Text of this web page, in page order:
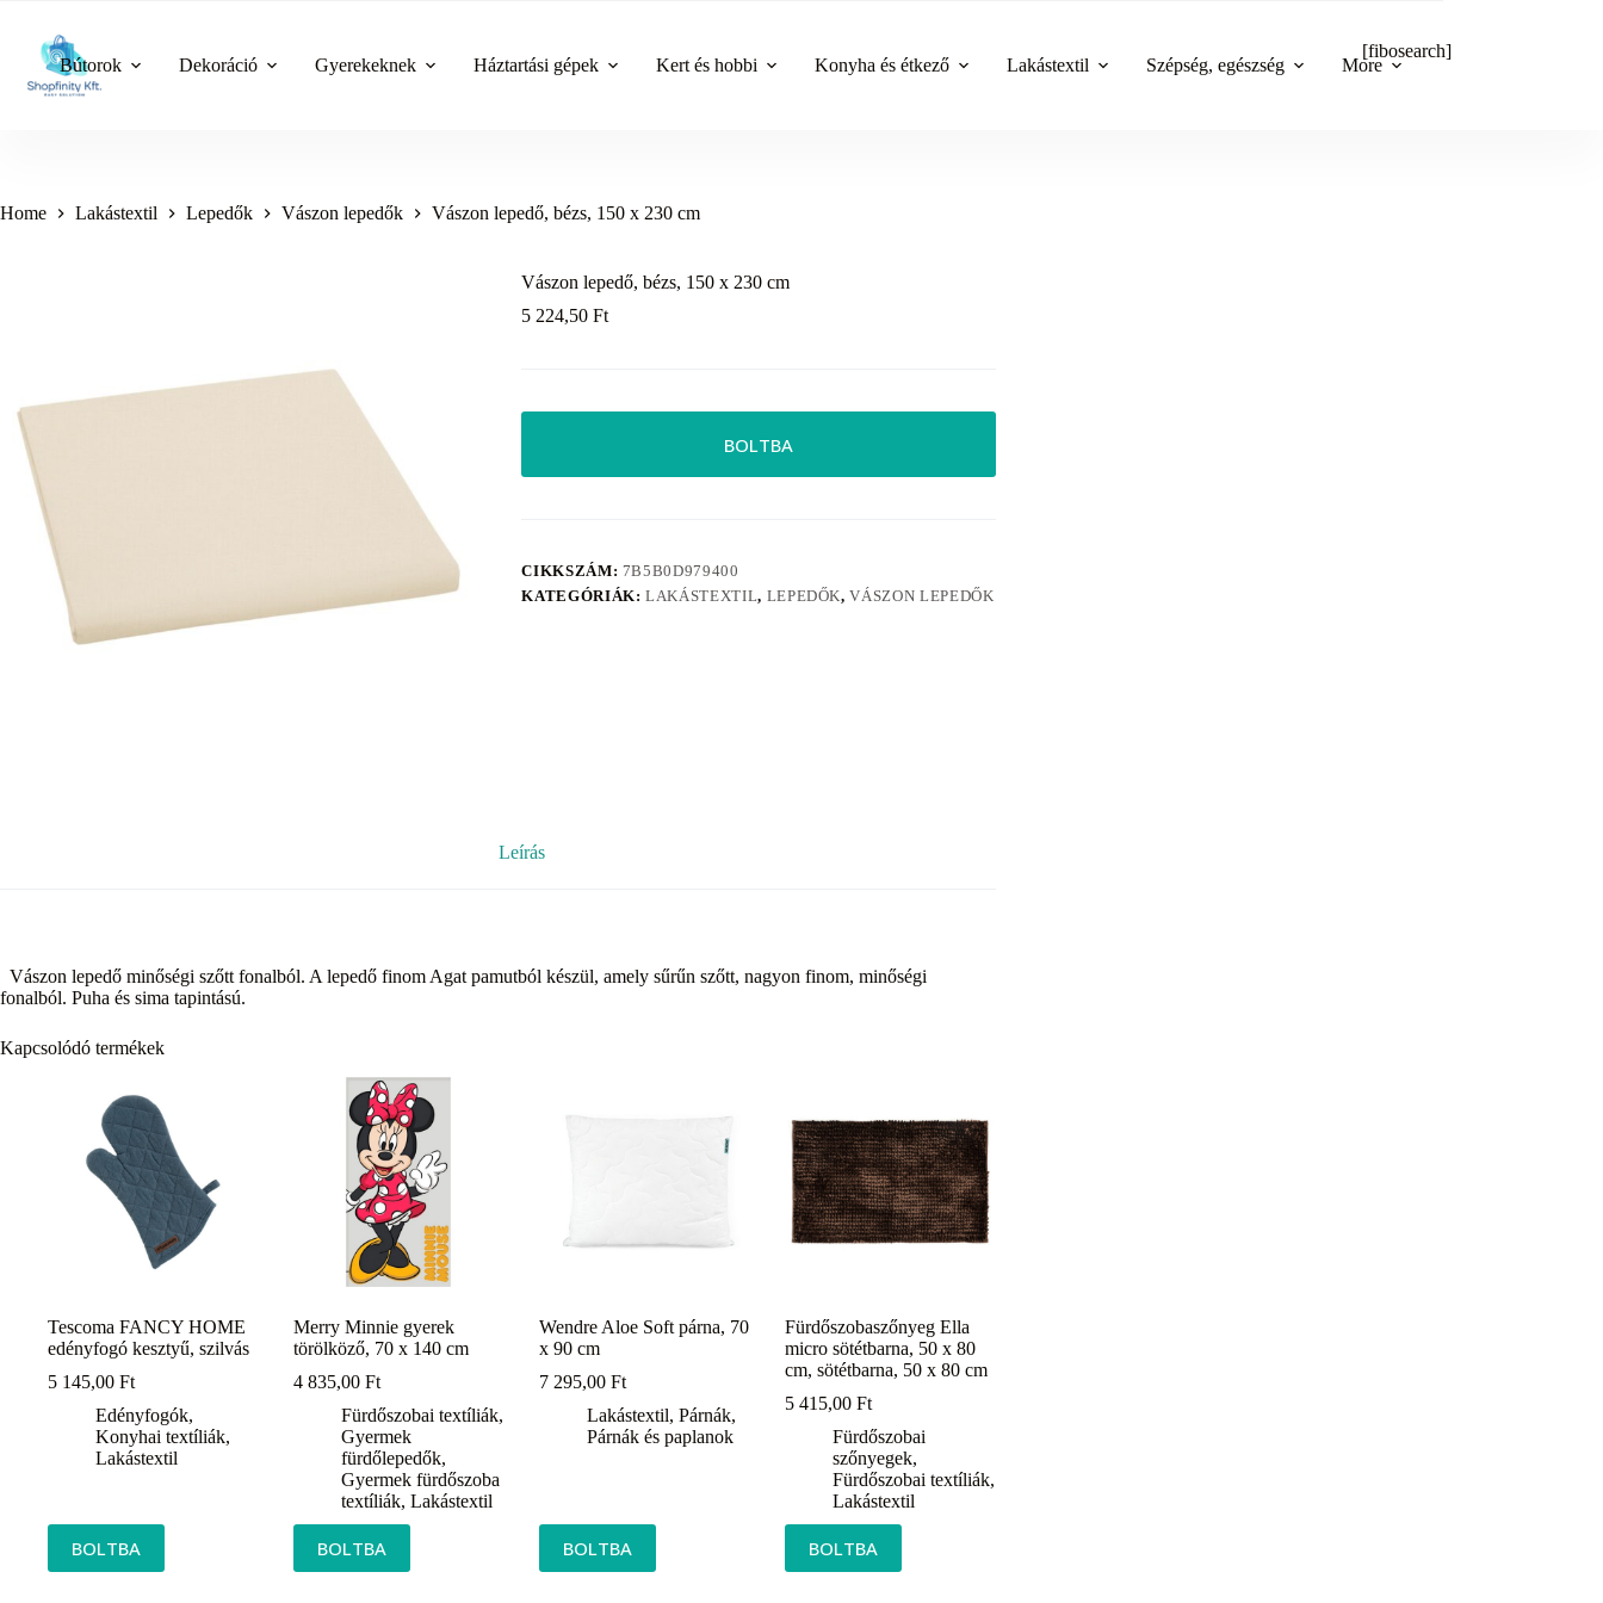
content
Bútorok Dekoráció Gyerekeknek Háztartási gépek Kert és hobbi Konyha és étkező Lakástextil Szépség, egészség More
[fibosearch]
Home Lakástextil Lepedők Vászon lepedők Vászon lepedő, bézs, 150 x 230 cm
Vászon lepedő, bézs, 150 x 230 cm
5 224,50Ft
BOLTBA
CIKKSZÁM: 7B5B0D979400
KATEGÓRIÁK:LAKÁSTEXTIL, LEPEDŐK,VÁSZON LEPEDŐK
Leírás
Vászon lepedő minőségi szőtt fonalból. A lepedő finom Agat pamutból készül, amely sűrűn szőtt, nagyon finom, minőségi
fonalból. Puha és sima tapintású.
Kapcsolódó termékek
Tescoma FANCY HOME
edényfogó kesztyű, szilvás
5 145,00 Ft
Edényfogók,
Konyhai textíliák,
Lakástextil
BOLTBA
Merry Minnie gyerek
törölköző, 70 x 140 cm
4 835,00Ft
Fürdőszobai textíliák,
Gyermek
fürdőlepedők,
Gyermek fürdőszoba
textíliák,Lakástextil
BOLTBA
Wendre Aloe Soft párna, 70
x 90 cm
7 295,00Ft
Lakástextil,Párnák,
Párnák és paplanok
BOLTBA
Fürdőszobaszőnyeg Ella
micro sötétbarna, 50 x 80
cm, sötétbarna, 50 x 80 cm
5 415,00Ft
Fürdőszobai
szőnyegek,
Fürdőszobai textíliák,
Lakástextil
BOLTBA